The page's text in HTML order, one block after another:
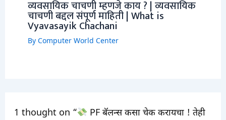
व्यवसायिक चाचणी म्हणजे काय ? | व्यवसायिक
चाचणी बद्दल संपूर्ण माहिती | What is
Vyavasayik Chachani
By Computer World Center
1 thought on “
PF बॅलन्स कसा चेक करायचा ! तेही